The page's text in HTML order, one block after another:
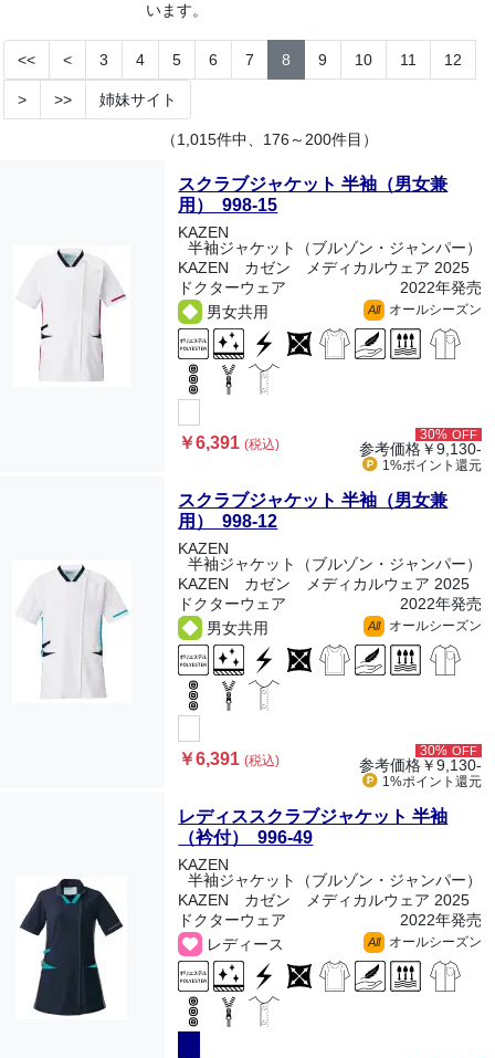
います。
<< < 3 4 5 6 7 8 9 10 11 12
> >> 姉妹サイト
（1,015件中、176～200件目）
スクラブジャケット 半袖（男女兼
用） 998-15
KAZEN
半袖ジャケット（ブルゾン・ジャンパー）
KAZEN カゼン メディカルウェア 2025
ドクターウェア
2022年発売
男女共用
All オールシーズン
￥6,391(税込)
30% OFF
参考価格￥9,130-
1%ポイント 還元
スクラブジャケット 半袖（男女兼
用） 998-12
KAZEN
半袖ジャケット（ブルゾン・ジャンパー）
KAZEN カゼン メディカルウェア 2025
ドクターウェア
2022年発売
男女共用
All オールシーズン
￥6,391(税込)
30% OFF
参考価格￥9,130-
1%ポイント 還元
レディススクラブジャケット 半袖
（衿付） 996-49
KAZEN
半袖ジャケット（ブルゾン・ジャンパー）
KAZEN カゼン メディカルウェア 2025
ドクターウェア
2022年発売
レディース
All オールシーズン